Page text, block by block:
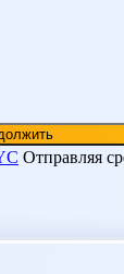
Отправляя